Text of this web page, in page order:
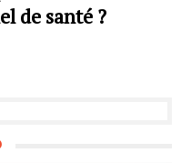
de santé ?